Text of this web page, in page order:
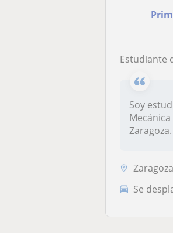
Estudiante de ingeniería. Ofrezco clases
Soy
Se